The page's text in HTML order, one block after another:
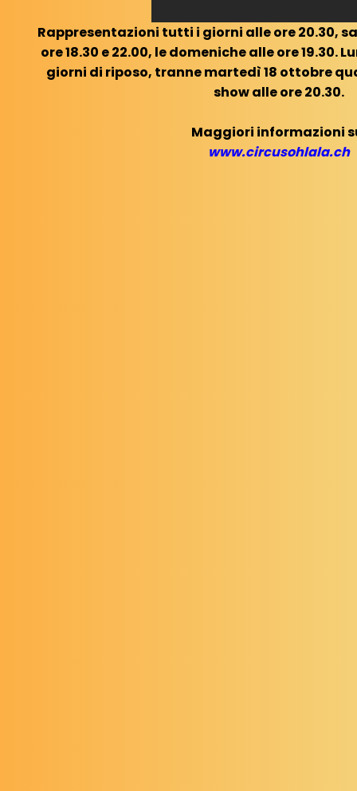
Rappresentazioni tutti i giorni alle ore 20.30,
ore 18.30 e 22.00, le domeniche alle ore 19.30.
giorni di riposo, tranne martedì 18 ottobre
show alle ore 20.30.
Maggiori informazioni
www.circusohlala.ch